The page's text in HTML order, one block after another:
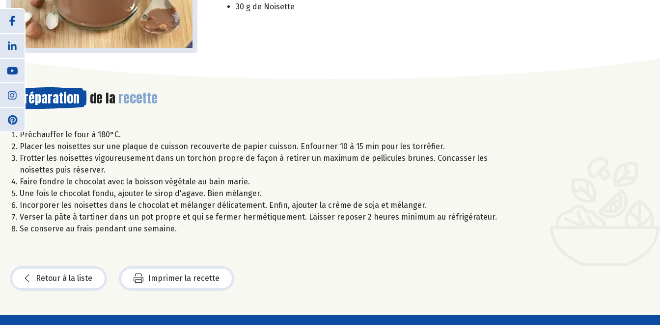
30 g de Noisette
Préparation de la recette
Préchauffer le four à 180°C.
Placer les noisettes sur une plaque de cuisson recouverte de papier cuisson. Enfourner 10 à 15 min pour les torréfier.
Frotter les noisettes vigoureusement dans un torchon propre de façon à retirer un maximum de pellicules brunes. Concasser les
noisettes puis réserver.
Faire fondre le chocolat avec la boisson végétale au bain marie.
Une fois le chocolat fondu, ajouter le sirop d'agave. Bien mélanger.
Incorporer les noisettes dans le chocolat et mélanger délicatement. Enfin, ajouter la crème de soja et mélanger.
Verser la pâte à tartiner dans un pot propre et qui se fermer hermétiquement. Laisser reposer 2 heures minimum au réfrigérateur.
Se conserve au frais pendant une semaine.
Retour à la liste Imprimer la recette